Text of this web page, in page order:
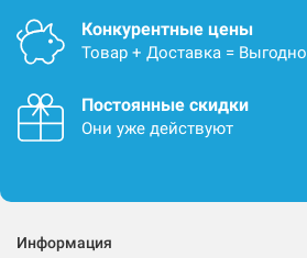
Конкурентные цены
Товар + Доставка = Выгодно
Постоянные скидки
Они уже действуют
Информация